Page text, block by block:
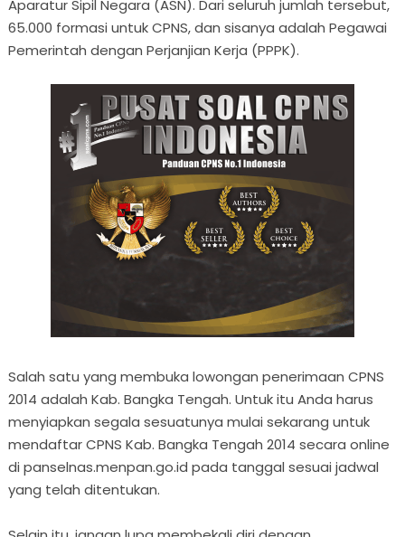
Aparatur Sipil Negara (ASN). Dari seluruh jumlah tersebut,
65.000 formasi untuk CPNS, dan sisanya adalah Pegawai
Pemerintah dengan Perjanjian Kerja (PPPK).
Salah satu yang membuka lowongan penerimaan CPNS
2014 adalah Kab. Bangka Tengah. Untuk itu Anda harus
menyiapkan segala sesuatunya mulai sekarang untuk
mendaftar CPNS Kab. Bangka Tengah 2014 secara online
di panselnas.menpan.go.id pada tanggal sesuai jadwal
yang telah ditentukan.